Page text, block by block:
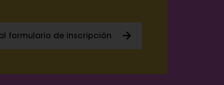
formulario de inscripción